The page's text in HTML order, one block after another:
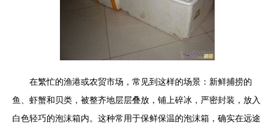
在繁忙的渔港或农贸市场，常见到这样的场景：新鲜捕捞的
鱼、虾蟹和贝类，被整齐地层层叠放，铺上碎冰，严密封装，放入
白色轻巧的泡沫箱内。这种常用于保鲜保温的泡沫箱，确实在远途